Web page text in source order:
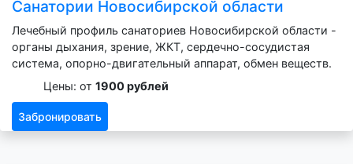
Санатории Новосибирской области
Лечебный профиль санаториев Новосибирской области -
органы дыхания, зрение, ЖКТ, сердечно-сосудистая
система, опорно-двигательный аппарат, обмен веществ.
Цены: от 1900 рублей
Забронировать